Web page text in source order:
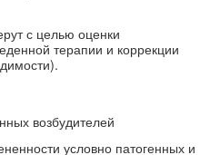
с целью оценки
терапии и коррекции
возбудителей
условно патогенных и